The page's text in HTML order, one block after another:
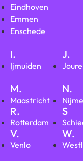
Eindhoven
Emmen
Enschede
I.
Ijmuiden
J.
Joure
M.
Maastricht
N.
R.
Rotterdam
S
V.
Venlo
W.